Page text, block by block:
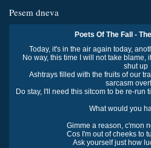
Pesem dneva
Poets Of The Fall -
Today, it's in the air again today,
No way, this time I will not take blame,
shut up
Ashtrays filled with the fruits of our
sarcasm
Do stay, I'll need this sitcom to be re-run
What would you
Gimme a reason, c'mon
Cos I'm out of cheeks to
Ask yourself just how